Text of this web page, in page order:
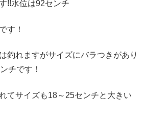
!!水位は92センチ
す！
釣れますがサイズにバラつきがあり
チです！
てサイズも18～25センチと大きい